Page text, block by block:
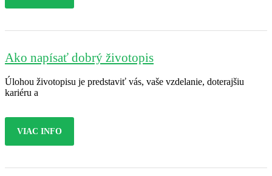
Ako napísať dobrý životopis
Úlohou životopisu je predstaviť vás, vaše vzdelanie, doterajšiu
kariéru a
VIAC INFO